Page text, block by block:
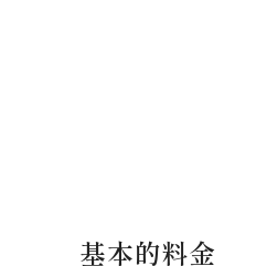
基本的料金